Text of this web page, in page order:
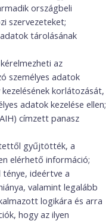
országbeli
szervezeteket;
tárolásának
az
személyes adatok
korlátozását,
adatok kezelése ellen;
címzett panasz
gyűjtötték, a
elérhető információ;
ideértve a
valamint legalább
logikára és arra
hogy az ilyen